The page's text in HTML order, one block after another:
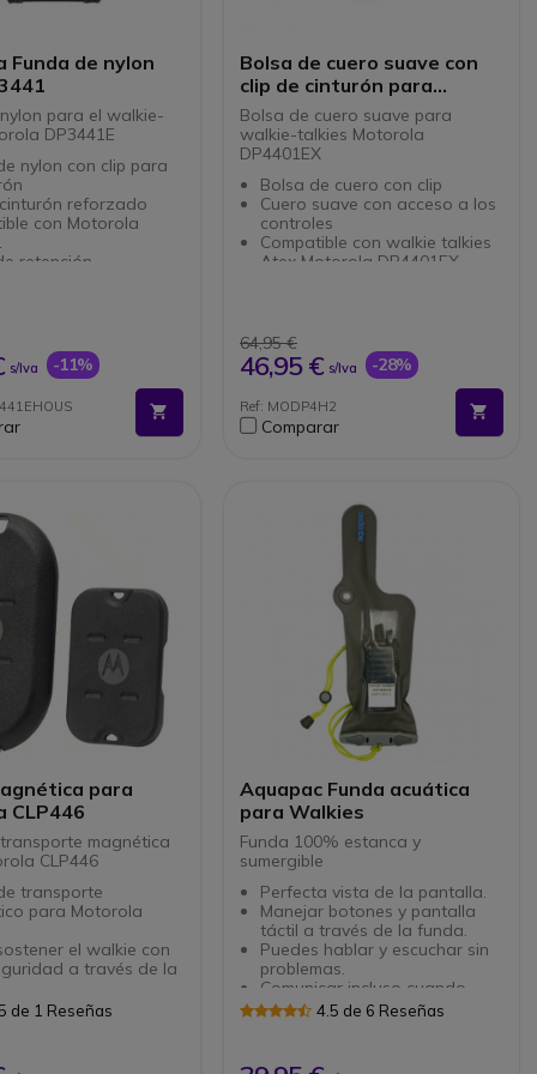
Funda de nylon
para el walkie-
DP3441E
nylon con clip para
reforzado
con Motorola
retención
s/Iva -11%
Bolsa de cuero suave con
clip de cinturón para
Motorola DP4401EX
Bolsa de cuero suave para
walkie-talkies Motorola
DP4401EX
Bolsa de cuero con clip
Cuero suave con acceso a los
controles
Compatible con walkie talkies
Atex Motorola DP4401EX
64,95 €
46,95 € s/Iva -28%
Ref: MODP4H2
Comparar
para
CLP446
magnética
CLP446
transporte
para Motorola
el walkie con
a través de la
de 1 Reseñas
Aquapac Funda acuática
para Walkies
Funda 100% estanca y
sumergible
Perfecta vista de la pantalla.
Manejar botones y pantalla
táctil a través de la funda.
Puedes hablar y escuchar sin
problemas.
Comunicar incluso cuando
estas dentro del agua.
Sirve para aparatos con la
4.5 de 6 Reseñas